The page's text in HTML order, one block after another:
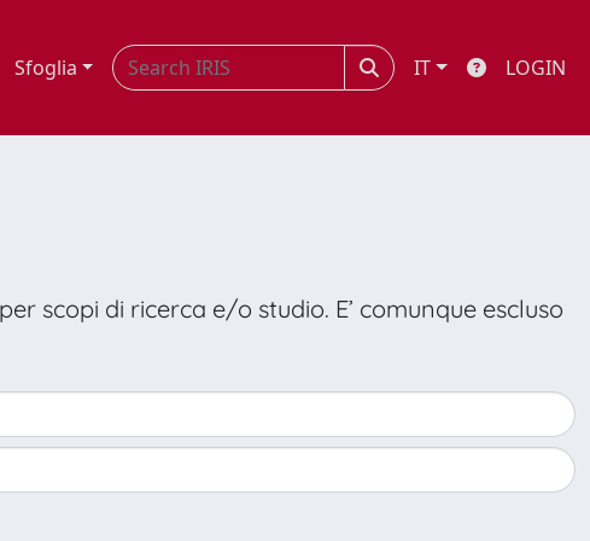
Sfoglia IT LOGIN
scopi di ricerca e/o studio. E’ comunque escluso